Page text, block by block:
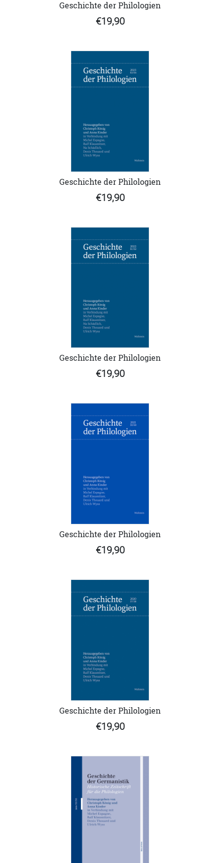
Geschichte der Philologien
€19,90
Geschichte der Philologien
€19,90
Geschichte der Philologien
€19,90
Geschichte der Philologien
€19,90
Geschichte der Philologien
€19,90